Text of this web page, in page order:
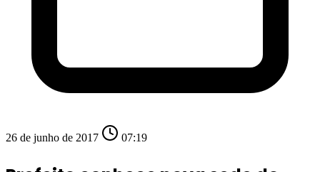
26 de junho de 2017 07:19